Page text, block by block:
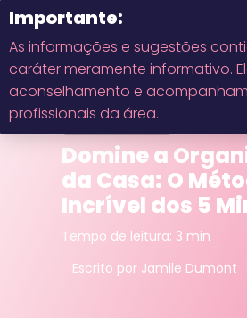
Início
Sobre
Contato
Privacidade
Casa e Decoração
Organização
Domine a
da Casa: O
Incrível dos 5
Tempo de leitura: 3 min
Escrito por Jamile Dumont
As informações e sugestões
caráter meramente informativo.
aconselhamento e
profissionais da área.